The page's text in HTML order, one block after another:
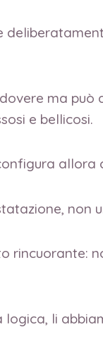
ma
e bellicosi.
allora
non
rincuorante:
li